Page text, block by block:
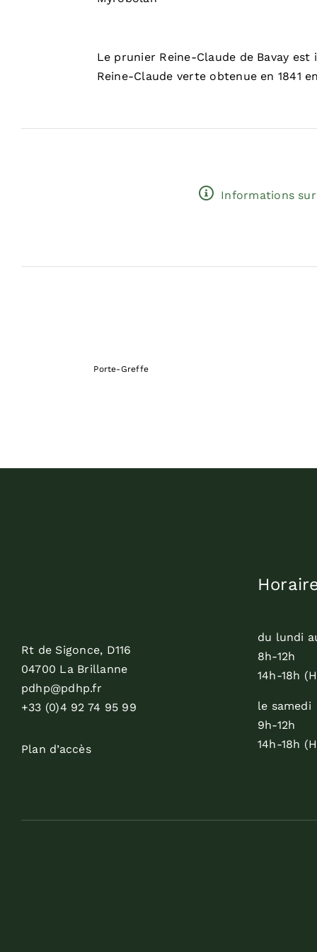
Le prunier Reine-Claude de Bavay est
Reine-Claude verte obtenue en 1841
Informations
Porte-Greffe
Rt de Sigonce, D116
04700 La Brillanne
pdhp@pdhp.fr
+33 (0)4 92 74 95 99
Plan d’accès
du lundi
8h-12h
14h-18h
le samedi
9h-12h
14h-18h